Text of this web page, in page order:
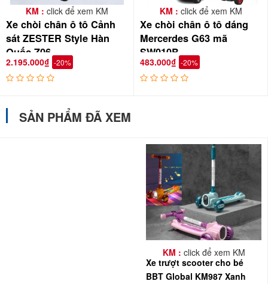
KM : click để xem KM
Xe chòi chân ô tô Cảnh
sát ZESTER Style Hàn
Quốc Z06
2.195.000₫ -20%
KM : click để xem KM
Xe chòi chân ô tô dáng
Mercerdes G63 mã
SW010B
483.000₫ -20%
SẢN PHẨM ĐÃ XEM
KM : click để xem KM
Xe trượt scooter cho bé
BBT Global KM987 Xanh